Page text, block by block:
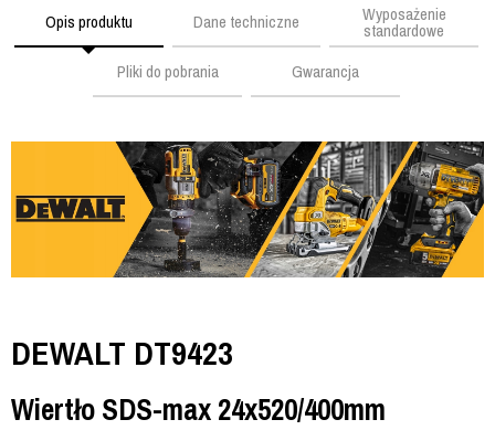
Opis produktu Dane techniczne Wyposażenie
standardowe
Pliki do pobrania
Gwarancja
DEWALT DT9423
Wiertło SDS-max 24x520/400mm